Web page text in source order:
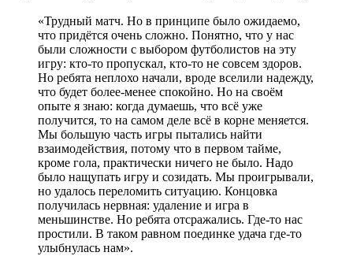
«Трудный матч. Но в принципе было ожидаемо,
что придётся очень сложно. Понятно, что у нас
были сложности с выбором футболистов на эту
игру: кто-то пропускал, кто-то не совсем здоров.
Но ребята неплохо начали, вроде вселили надежду,
что будет более-менее спокойно. Но на своём
опыте я знаю: когда думаешь, что всё уже
получится, то на самом деле всё в корне меняется.
Мы большую часть игры пытались найти
взаимодействия, потому что в первом тайме,
кроме гола, практически ничего не было. Надо
было нащупать игру и созидать. Мы проигрывали,
но удалось переломить ситуацию. Концовка
получилась нервная: удаление и игра в
меньшинстве. Но ребята отсражались. Где-то нас
простили. В таком равном поединке удача где-то
улыбнулась нам».